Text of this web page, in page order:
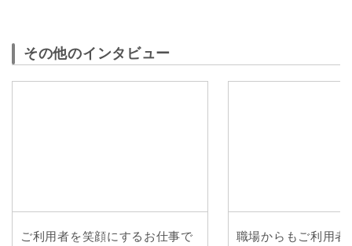
その他のインタビュー
ご利用者を笑顔にするお仕事で
職場からもご利用者